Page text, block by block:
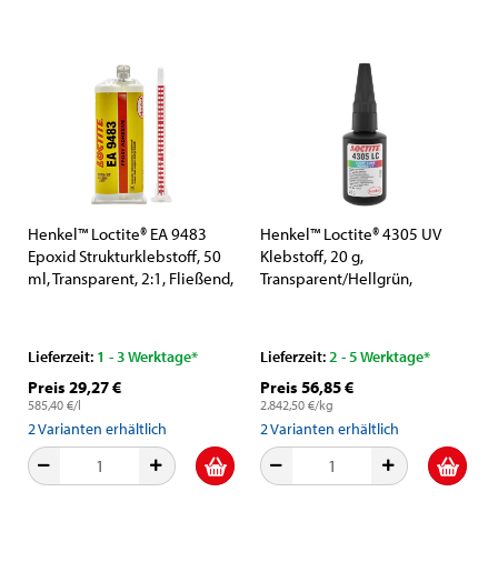
Henkel™ Loctite® EA 9483
Epoxid Strukturklebstoff, 50
ml, Transparent, 2:1, Fließend,
Lieferzeit: 1 - 3 Werktage*
Preis 29,27 €
585,40 €/l
2Varianten erhältlich
Henkel™ Loctite® 4305 UV
Klebstoff, 20 g,
Transparent/Hellgrün,
Lieferzeit:2 - 5 Werktage*
Preis 56,85 €
2.842,50 €/kg
2Varianten erhältlich